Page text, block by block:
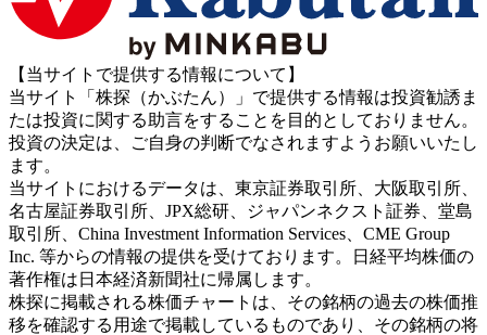
【当サイトで提供する情報について】
当サイト「株探（かぶたん）」で提供する情報は投資勧誘ま
たは投資に関する助言をすることを目的としておりません。
投資の決定は、ご自身の判断でなされますようお願いいたし
ます。
当サイトにおけるデータは、東京証券取引所、大阪取引所、
名古屋証券取引所、JPX総研、ジャパンネクスト証券、堂島
取引所、China Investment Information Services、CME Group
Inc. 等からの情報の提供を受けております。日経平均株価の
著作権は日本経済新聞社に帰属します。
株探に掲載される株価チャートは、その銘柄の過去の株価推
移を確認する用途で掲載しているものであり、その銘柄の将